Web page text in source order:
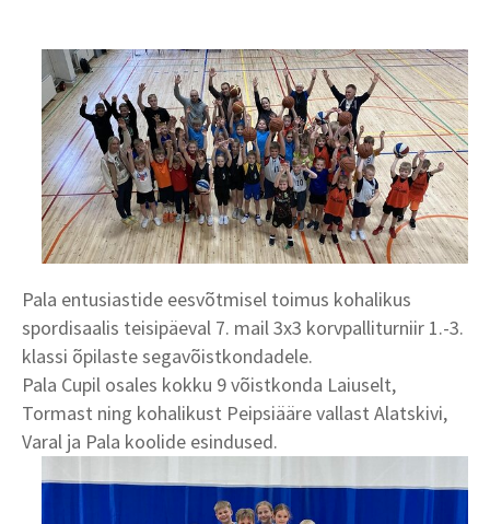
Pala entusiastide eesvõtmisel toimus kohalikus
spordisaalis teisipäeval 7. mail 3x3 korvpalliturniir 1.-3.
klassi õpilaste segavõistkondadele.
Pala Cupil osales kokku 9 võistkonda Laiuselt,
Tormast ning kohalikust Peipsiääre vallast Alatskivi,
Varal ja Pala koolide esindused.